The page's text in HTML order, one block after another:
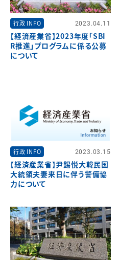
行政 INFO 2023.04.11
【経済産業省】2023年度「SBI
R推進」プログラムに係る公募
について
行政 INFO 2023.03.15
【経済産業省】尹錫悦大韓民国
大統領夫妻来日に伴う警備協
力について